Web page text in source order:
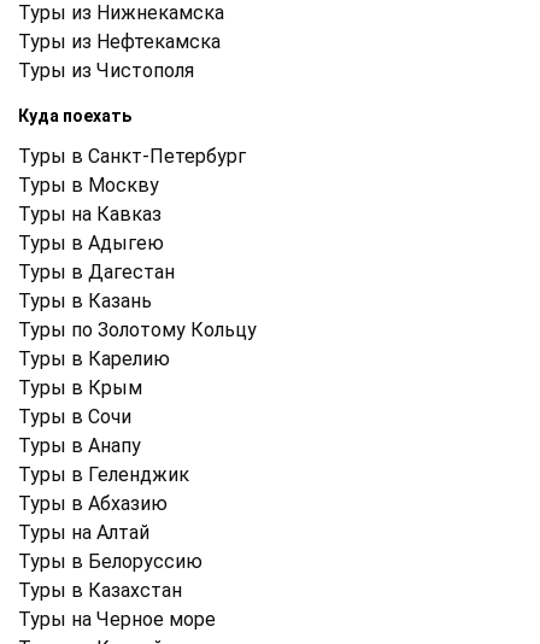
Туры из Нижнекамска
Туры из Нефтекамска
Туры из Чистополя
Куда поехать
Туры в Санкт-Петербург
Туры в Москву
Туры на Кавказ
Туры в Адыгею
Туры в Дагестан
Туры в Казань
Туры по Золотому Кольцу
Туры в Карелию
Туры в Крым
Туры в Cочи
Туры в Анапу
Туры в Геленджик
Туры в Абхазию
Туры на Алтай
Туры в Белоруссию
Туры в Казахстан
Туры на Черное море